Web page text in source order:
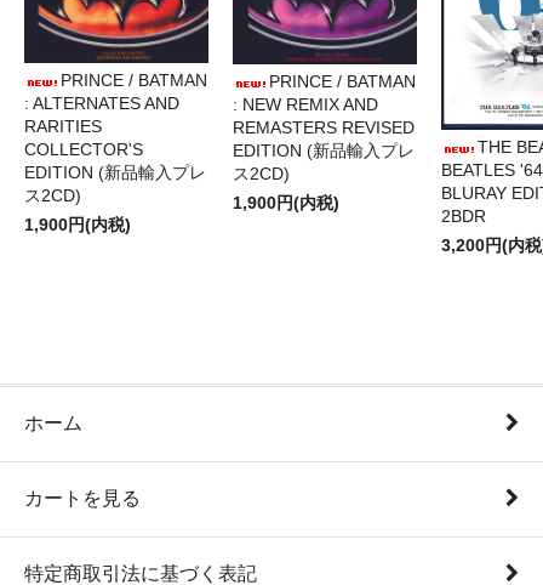
PRINCE / BATMAN
: ALTERNATES AND
RARITIES
COLLECTOR'S
EDITION (新品輸入プレ
ス2CD)
1,900円(内税)
PRINCE / BATMAN
: NEW REMIX AND
REMASTERS REVISED
EDITION (新品輸入プレ
ス2CD)
1,900円(内税)
THE
BEATLES
BLURAY
2BDR
3,200円(内
ホーム
カートを見る
特定商取引法に基づく表記